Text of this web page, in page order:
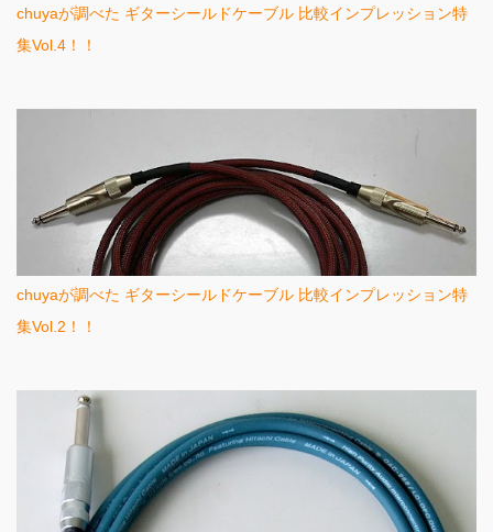
chuyaが調べた ギターシールドケーブル 比較インプレッション特
集Vol.4！！
chuyaが調べた ギターシールドケーブル 比較インプレッション特
集Vol.2！！